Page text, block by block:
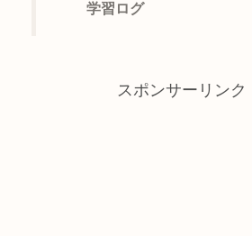
学習ログ
スポンサーリンク